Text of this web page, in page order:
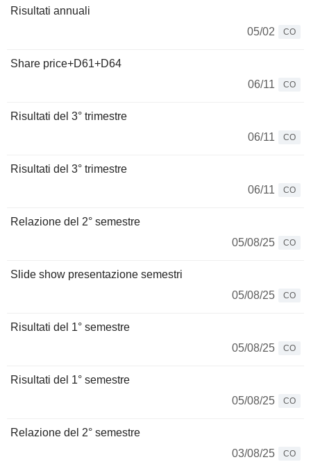
Risultati annuali
05/02
CO
Share price+D61+D64
06/11
CO
Risultati del 3° trimestre
06/11
CO
Risultati del 3° trimestre
06/11
CO
Relazione del 2° semestre
05/08/25
CO
Slide show presentazione semestri
05/08/25
CO
Risultati del 1° semestre
05/08/25
CO
Risultati del 1° semestre
05/08/25
CO
Relazione del 2° semestre
03/08/25
CO